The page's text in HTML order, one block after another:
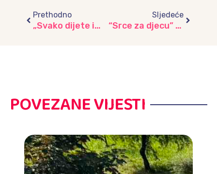
Prethodno
„Svako dijete ima pravo da bude sretno i zdravo“ – humanitarna art radionica
Sljedeće
“Srce za djecu” – humanitarni bazar u vrtiću “Mašnica”
POVEZANE VIJESTI